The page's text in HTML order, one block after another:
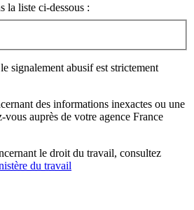
la liste ci-dessous :
signalement abusif est strictement
des informations inexactes ou une
vous auprès de votre agence France
le droit du travail, consultez
du travail